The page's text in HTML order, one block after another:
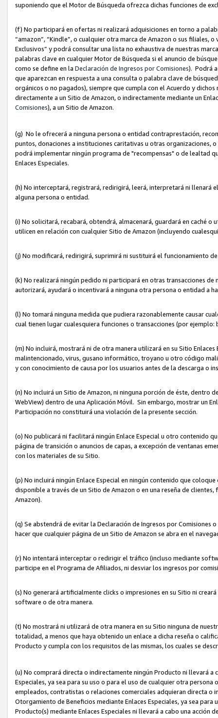
suponiendo que el Motor de Búsqueda ofrezca dichas funciones de
(f) No participará en ofertas ni realizará adquisiciones en torno a
“amazon”, “Kindle”, o cualquier otra marca de Amazon o sus filiales,
Exclusivos” y podrá consultar una lista no exhaustiva de nuestras
palabras clave en cualquier Motor de Búsqueda si el anuncio de
como se define en la Declaración de Ingresos por Comisiones). Podrá
que aparezcan en respuesta a una consulta o palabra clave de
orgánicos o no pagados), siempre que cumpla con el Acuerdo y
directamente a un Sitio de Amazon, o indirectamente mediante un
Comisiones), a un Sitio de Amazon.
(g) No le ofrecerá a ninguna persona o entidad contraprestación,
puntos, donaciones a instituciones caritativas u otras organizaciones,
podrá implementar ningún programa de "recompensas" o de lealtad
Enlaces Especiales.
(h) No interceptará, registrará, redirigirá, leerá, interpretará ni
alguna persona o entidad.
(i) No solicitará, recabará, obtendrá, almacenará, guardará en caché
utilicen en relación con cualquier Sitio de Amazon (incluyendo
(j) No modificará, redirigirá, suprimirá ni sustituirá el funcionamiento
(k) No realizará ningún pedido ni participará en otras transacciones
autorizará, ayudará o incentivará a ninguna otra persona o entidad a
(l) No tomará ninguna medida que pudiera razonablemente causar
cual tienen lugar cualesquiera funciones o transacciones (por
(m) No incluirá, mostrará ni de otra manera utilizará en su Sitio
malintencionado, virus, gusano informático, troyano u otro código
y con conocimiento de causa por los usuarios antes de la descarga
(n) No incluirá un Sitio de Amazon, ni ninguna porción de éste,
WebView) dentro de una Aplicación Móvil. Sin embargo, mostrar un
Participación no constituirá una violación de la presente sección.
(o) No publicará ni facilitará ningún Enlace Especial u otro contenido
página de transición o anuncios de capas, a excepción de ventanas
con los materiales de su Sitio.
(p) No incluirá ningún Enlace Especial en ningún contenido que
disponible a través de un Sitio de Amazon o en una reseña de
Amazon).
(q) Se abstendrá de evitar la Declaración de Ingresos por
hacer que cualquier página de un Sitio de Amazon se abra en el
(r) No intentará interceptar o redirigir el tráfico (incluso mediante
participe en el Programa de Afiliados, ni desviar los ingresos por
(s) No generará artificialmente clicks o impresiones en su Sitio ni
software o de otra manera.
(t) No mostrará ni utilizará de otra manera en su Sitio ninguna de
totalidad, a menos que haya obtenido un enlace a dicha reseña o
Producto y cumpla con los requisitos de las mismas, los cuales se
(u) No comprará directa o indirectamente ningún Producto ni llevará a
Especiales, ya sea para su uso o para el uso de cualquier otra
empleados, contratistas o relaciones comerciales adquieran directa o
Otorgamiento de Beneficios mediante Enlaces Especiales, ya sea
Producto(s) mediante Enlaces Especiales ni llevará a cabo una